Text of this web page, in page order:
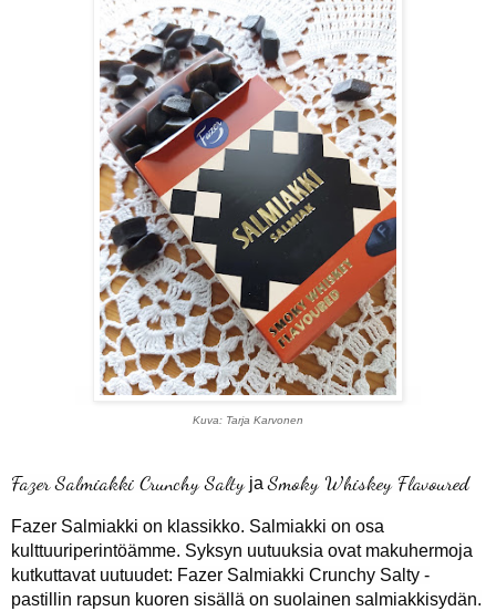
Kuva: Tarja Karvonen
Fazer Salmiakki Crunchy SaltyjaSmoky Whiskey Flavoured
Fazer Salmiakki on klassikko. Salmiakki on osa
kulttuuriperintöämme. Syksyn uutuuksia ovat makuhermoja
kutkuttavat uutuudet: Fazer Salmiakki Crunchy Salty -
pastillin rapsun kuoren sisällä on suolainen salmiakkisydän.